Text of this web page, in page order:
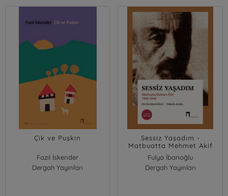
Çik ve Puşkin
Fazıl İskender
Dergah Yayınları
Sessiz Yaşadım -
Matbuatta Mehmet Akif
1936-1940
Fulya İbanoğlu
Dergah Yayınları